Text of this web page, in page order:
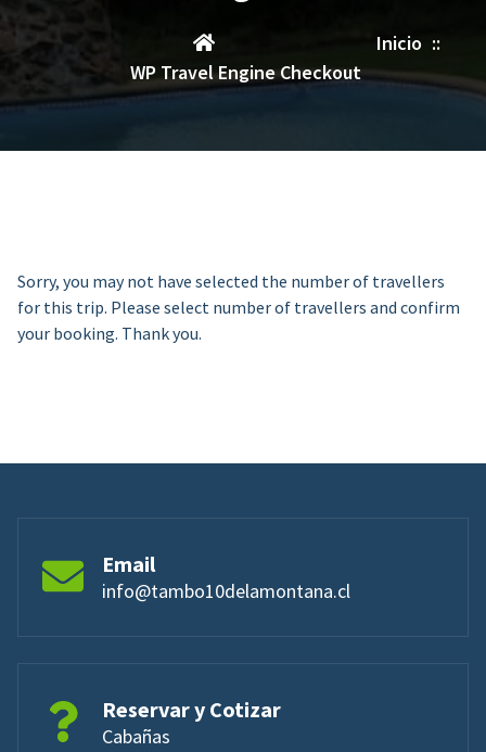
Inicio ::
WP Travel Engine Checkout
Sorry, you may not have selected the number of travellers
for this trip. Please select number of travellers and confirm
your booking. Thank you.
Email
info@tambo10delamontana.cl
Reservar y Cotizar
Cabañas